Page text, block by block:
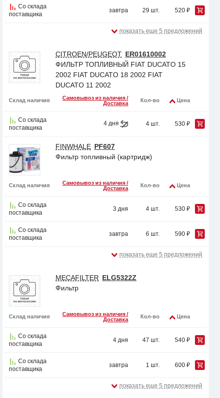
Со склада
поставщика
завтра 29 шт. 520 ₽
показать еще 5 предложений
CITROEN/PEUGEOT ER01610002
ФИЛЬТР ТОПЛИВНЫЙ FIAT DUCATO 15
2002 FIAT DUCATO 18 2002 FIAT
DUCATO 11 2002
Склад наличия
Самовывоз из наличия /
Доставка
Кол-во Цена
Со склада
поставщика
4 дня 4 шт. 530 ₽
FINWHALE PF607
Фильтр топливный (картридж)
Склад наличия
Самовывоз из наличия /
Доставка
Кол-во Цена
Со склада
поставщика
3 дня 4 шт. 530 ₽
Со склада
поставщика
завтра 6 шт. 590 ₽
показать еще 5 предложений
MECAFILTER ELG5322Z
Фильтр
Склад наличия
Самовывоз из наличия /
Доставка
Кол-во Цена
Со склада
поставщика
4 дня 47 шт. 540 ₽
Со склада
поставщика
завтра 1 шт. 600 ₽
показать еще 5 предложений